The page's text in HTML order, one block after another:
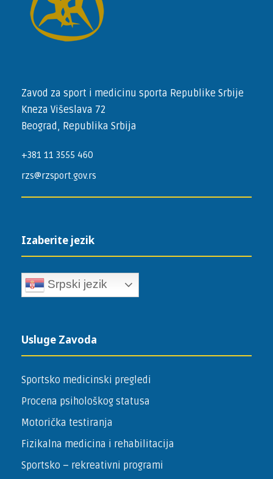
Zavod za sport i medicinu sporta Republike Srbije
Kneza Višeslava 72
Beograd, Republika Srbija
+381 11 3555 460
rzs@rzsport.gov.rs
Izaberite jezik
Srpski jezik
Usluge Zavoda
Sportsko medicinski pregledi
Procena psihološkog statusa
Motorička testiranja
Fizikalna medicina i rehabilitacija
Sportsko – ­rekreativni programi